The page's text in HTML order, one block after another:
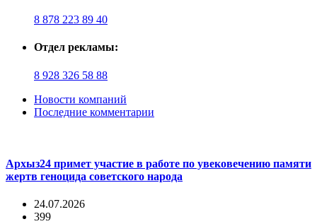
8 878 223 89 40
Отдел рекламы:
8 928 326 58 88
Новости компаний
Последние комментарии
Архыз24 примет участие в работе по увековечению памяти
жертв геноцида советского народа
24.07.2026
399